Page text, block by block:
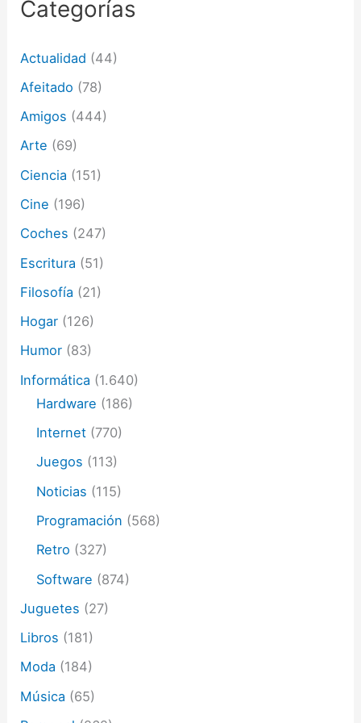
r
e
e
c
r
n
c
o
Categorías
Actualidad (44)
Afeitado (78)
Amigos (444)
Arte (69)
Ciencia (151)
Cine (196)
Coches (247)
Escritura (51)
Filosofía (21)
Hogar (126)
Humor (83)
Informática (1.640)
Hardware (186)
Internet (770)
Juegos (113)
Noticias (115)
Programación (568)
Retro (327)
Software (874)
Juguetes (27)
Libros (181)
Moda (184)
Música (65)